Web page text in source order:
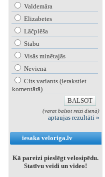
Valdemāra
Elizabetes
Lāčplēša
Stabu
Visās minētajās
Nevienā
Cits variants (ierakstiet
komentārā)
(varat balsot reizi dienā)
aptaujas rezultāti »
iesaka veloriga.lv
Kā pareizi pieslēgt velosipēdu.
Statīvu veidi un video!